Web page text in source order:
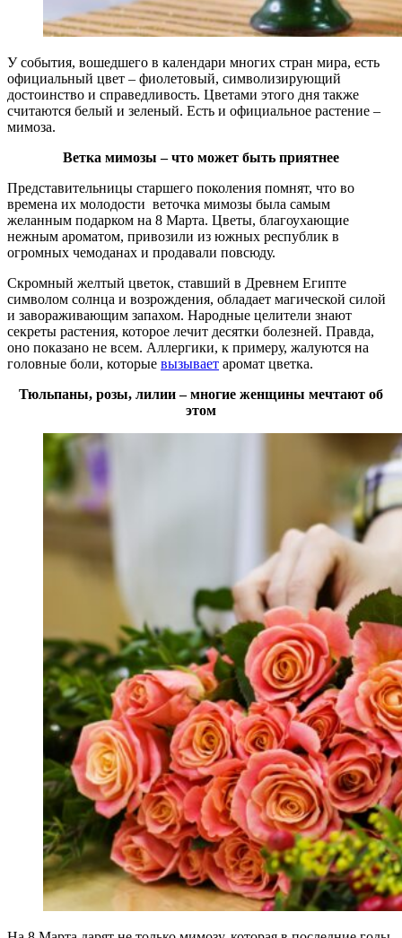
У события, вошедшего в календари многих стран мира, есть
официальный цвет – фиолетовый, символизирующий
достоинство и справедливость. Цветами этого дня также
считаются белый и зеленый. Есть и официальное растение –
мимоза.
Ветка мимозы – что может быть приятнее
Представительницы старшего поколения помнят, что во
времена их молодости веточка мимозы была самым
желанным подарком на 8 Марта. Цветы, благоухающие
нежным ароматом, привозили из южных республик в
огромных чемоданах и продавали повсюду.
Скромный желтый цветок, ставший в Древнем Египте
символом солнца и возрождения, обладает магической силой
и завораживающим запахом. Народные целители знают
секреты растения, которое лечит десятки болезней. Правда,
оно показано не всем. Аллергики, к примеру, жалуются на
головные боли, которые вызывает аромат цветка.
Тюльпаны, розы, лилии – многие женщины мечтают об
этом